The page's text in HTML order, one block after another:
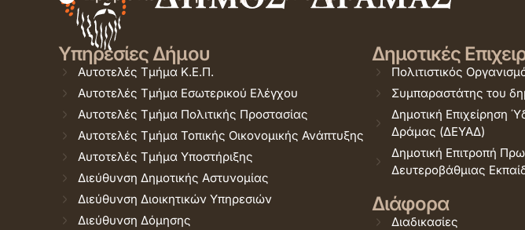
Υπηρεσίες Δήμου
Αυτοτελές Τμήμα Κ.Ε.Π.
Αυτοτελές Τμήμα Εσωτερικού Ελέγχου
Αυτοτελές Τμήμα Πολιτικής Προστασίας
Αυτοτελές Τμήμα Τοπικής Οικονομικής Ανάπτυξης
Αυτοτελές Τμήμα Υποστήριξης
Διεύθυνση Δημοτικής Αστυνομίας
Διεύθυνση Διοικητικών Υπηρεσιών
Διεύθυνση Δόμησης
Δημοτικές
Πολιτιστικός
Συμπαραστάτης του
Δημοτική Επιχείρηση
Δράμας (ΔΕΥΑΔ)
Δημοτική Επιτροπή
Δευτεροβάθμιας
Διάφορα
Διαδικασίες